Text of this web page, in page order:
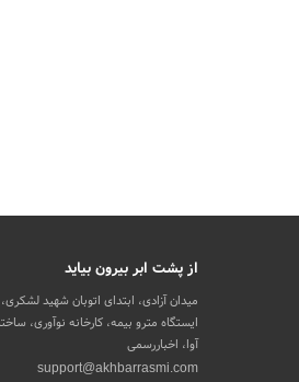
از پشت ابر بیرون بیاید
میدان آزادی، ابتدای اتوبان شهید
ایستگاه مترو بیمه، کارخانه نوآوری،
آوا، اخباررسمی
support@akhbarrasmi.com